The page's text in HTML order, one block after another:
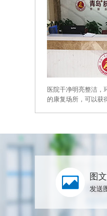
医院干净明亮整洁，
的康复场所，可以获
图
发送